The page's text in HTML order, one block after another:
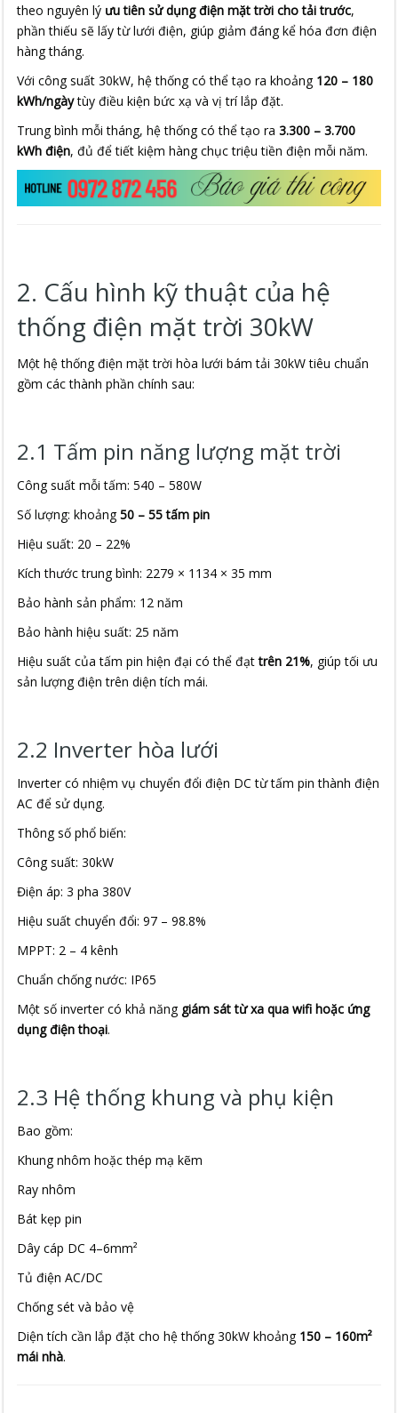
theo nguyên lý ưu tiên sử dụng điện mặt trời cho tải trước,
phần thiếu sẽ lấy từ lưới điện, giúp giảm đáng kể hóa đơn điện
hàng tháng.
Với công suất 30kW, hệ thống có thể tạo ra khoảng 120 – 180
kWh/ngàytùy điều kiện bức xạ và vị trí lắp đặt.
Trung bình mỗi tháng, hệ thống có thể tạo ra3.300 – 3.700
kWh điện, đủ để tiết kiệm hàng chục triệu tiền điện mỗi năm.
2. Cấu hình kỹ thuật của hệ
thống điện mặt trời 30kW
Một hệ thống điện mặt trời hòa lưới bám tải 30kW tiêu chuẩn
gồm các thành phần chính sau:
2.1 Tấm pin năng lượng mặt trời
Công suất mỗi tấm: 540 – 580W
Số lượng: khoảng50 – 55 tấm pin
Hiệu suất: 20 – 22%
Kích thước trung bình: 2279 × 1134 × 35 mm
Bảo hành sản phẩm: 12 năm
Bảo hành hiệu suất: 25 năm
Hiệu suất của tấm pin hiện đại có thể đạttrên 21%, giúp tối ưu
sản lượng điện trên diện tích mái.
2.2 Inverter hòa lưới
Inverter có nhiệm vụ chuyển đổi điện DC từ tấm pin thành điện
AC để sử dụng.
Thông số phổ biến:
Công suất: 30kW
Điện áp: 3 pha 380V
Hiệu suất chuyển đổi: 97 – 98.8%
MPPT: 2 – 4 kênh
Chuẩn chống nước: IP65
Một số inverter có khả năng giám sát từ xa qua wifi hoặc ứng
dụng điện thoại.
2.3 Hệ thống khung và phụ kiện
Bao gồm:
Khung nhôm hoặc thép mạ kẽm
Ray nhôm
Bát kẹp pin
Dây cáp DC 4–6mm²
Tủ điện AC/DC
Chống sét và bảo vệ
Diện tích cần lắp đặt cho hệ thống 30kW khoảng 150 – 160m²
mái nhà.